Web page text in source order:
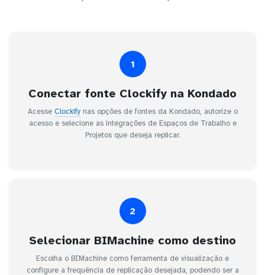
1
Conectar fonte Clockify na Kondado
Acesse Clockifynas opções de fontes da Kondado, autorize o
acesso e selecione as integrações de Espaços de Trabalho e
Projetos que deseja replicar.
2
Selecionar BIMachine como destino
Escolha o BIMachine como ferramenta de visualização e
configure a frequência de replicação desejada, podendo ser a